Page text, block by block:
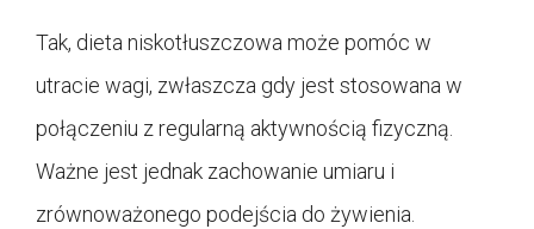
Tak, dieta niskotłuszczowa może pomóc w
utracie wagi, zwłaszcza gdy jest stosowana w
połączeniu z regularną aktywnością fizyczną.
Ważne jest jednak zachowanie umiaru i
zrównoważonego podejścia do żywienia.